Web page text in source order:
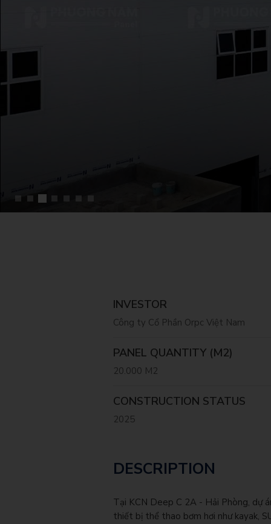
INVESTOR
Công ty Cổ Phần Orpc Việt Nam
PANEL QUANTITY (M2)
20.000 M2
CONSTRUCTION STATUS
2025
DESCRIPTION
Tại KCN Deep C 2A - Hải Phòng, dự
thiết bị thể thao bơm hơi như kayak,